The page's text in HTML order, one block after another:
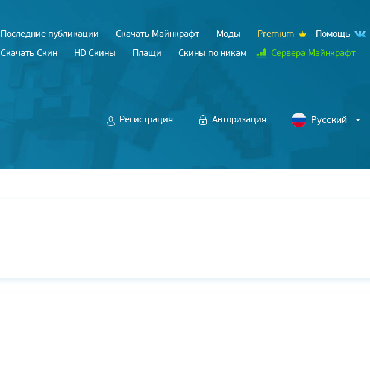
Последние публикации Скачать Майнкрафт Моды Premium
Помощь
Скачать Скин
HD Скины Плащи Скины по никам Сервера Майнкрафт
Регистрация Авторизация